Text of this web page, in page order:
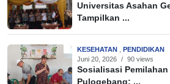
Universitas Asahan
Tampilkan ...
KESEHATAN
PENDIDIKAN
Juni 20, 2026 / 90 views
Sosialisasi
Pulogebang: ...